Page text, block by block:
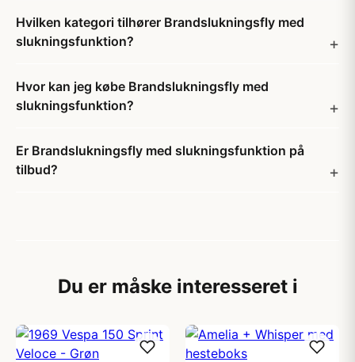
Hvilken kategori tilhører Brandslukningsfly med
slukningsfunktion?
Hvor kan jeg købe Brandslukningsfly med
slukningsfunktion?
Er Brandslukningsfly med slukningsfunktion på
tilbud?
Du er måske interesseret i